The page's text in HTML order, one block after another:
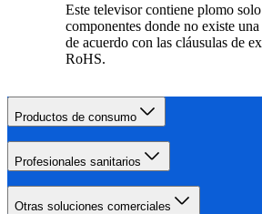
Este televisor contiene plomo
componentes donde no existe
de acuerdo con las cláusulas de
RoHS.
Productos de consumo
Profesionales sanitarios
Otras soluciones comerciales